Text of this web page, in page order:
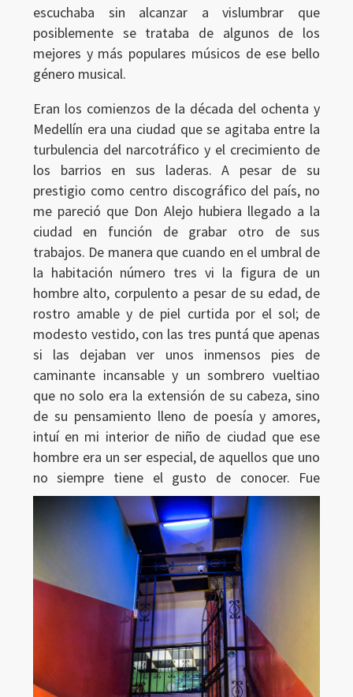
escuchaba sin alcanzar a vislumbrar que
posiblemente se trataba de algunos de los
mejores y más populares músicos de ese bello
género musical.
Eran los comienzos de la década del ochenta y
Medellín era una ciudad que se agitaba entre la
turbulencia del narcotráfico y el crecimiento de
los barrios en sus laderas. A pesar de su
prestigio como centro discográfico del país, no
me pareció que Don Alejo hubiera llegado a la
ciudad en función de grabar otro de sus
trabajos. De manera que cuando en el umbral de
la habitación número tres vi la figura de un
hombre alto, corpulento a pesar de su edad, de
rostro amable y de piel curtida por el sol; de
modesto vestido, con las tres puntá que apenas
si las dejaban ver unos inmensos pies de
caminante incansable y un sombrero vueltiao
que no solo era la extensión de su cabeza, sino
de su pensamiento lleno de poesía y amores,
intuí en mi interior de niño de ciudad que ese
hombre era un ser especial, de aquellos que uno
no siempre tiene el gusto de conocer. Fue
Ingresar